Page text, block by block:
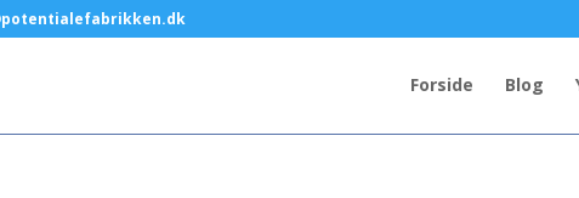
Forside Blog